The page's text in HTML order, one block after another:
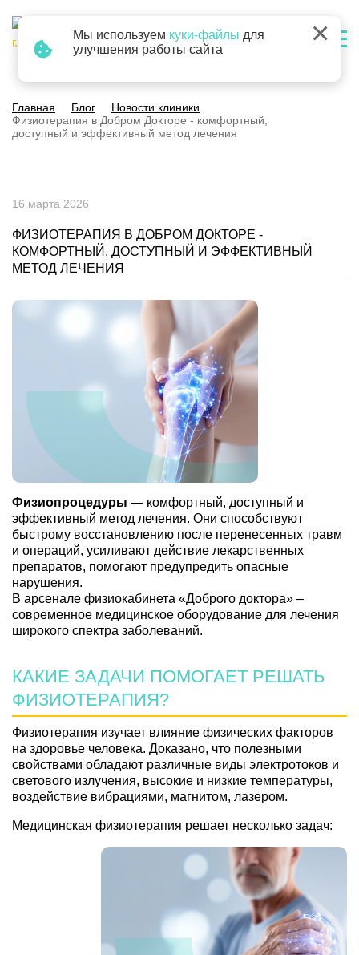
г. Барнаул
Главная Блог
Новости клиники
Физиотерапия в Добром Докторе - комфортный,
доступный и эффективный метод лечения
16 марта 2026
ФИЗИОТЕРАПИЯ В ДОБРОМ ДОКТОРЕ -
КОМФОРТНЫЙ, ДОСТУПНЫЙ И ЭФФЕКТИВНЫЙ
МЕТОД ЛЕЧЕНИЯ
Физиопроцедуры — комфортный, доступный и
эффективный метод лечения. Они способствуют
быстрому восстановлению после перенесенных травм
и операций, усиливают действие лекарственных
препаратов, помогают предупредить опасные
нарушения.
В арсенале физиокабинета «Доброго доктора» –
современное медицинское оборудование для лечения
широкого спектра заболеваний.
КАКИЕ ЗАДАЧИ ПОМОГАЕТ РЕШАТЬ
ФИЗИОТЕРАПИЯ?
Физиотерапия изучает влияние физических факторов
на здоровье человека. Доказано, что полезными
свойствами обладают различные виды электротоков и
светового излучения, высокие и низкие температуры,
воздействие вибрациями, магнитом, лазером.
Медицинская физиотерапия решает несколько задач:
Мы используем куки-файлы для
улучшения работы сайта
×